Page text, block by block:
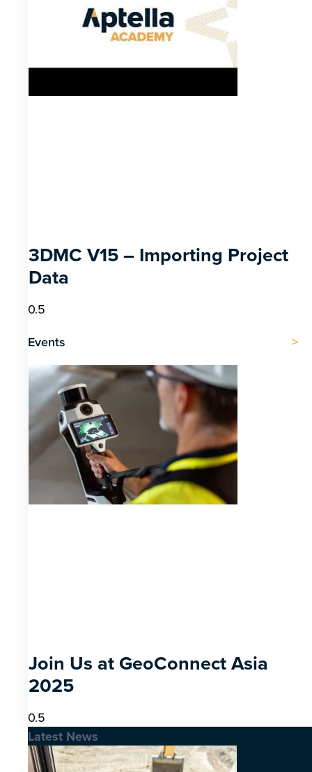
3DMC V15 – Importing Project
Data
Events
Join Us at GeoConnect Asia
2025
Latest News